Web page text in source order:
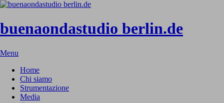
Passa
contenuto
buenaondastudio berlin.de
Menu
Home
Chi siamo
Strumentazione
Media